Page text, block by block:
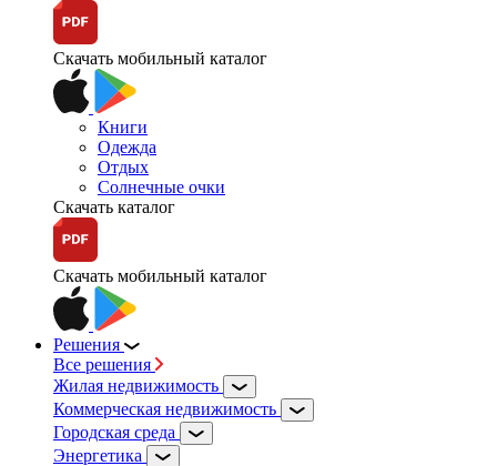
Скачать мобильный каталог
Книги
Одежда
Отдых
Солнечные очки
Скачать каталог
Скачать мобильный каталог
Решения
Все решения
Жилая недвижимость
Коммерческая недвижимость
Городская среда
Энергетика